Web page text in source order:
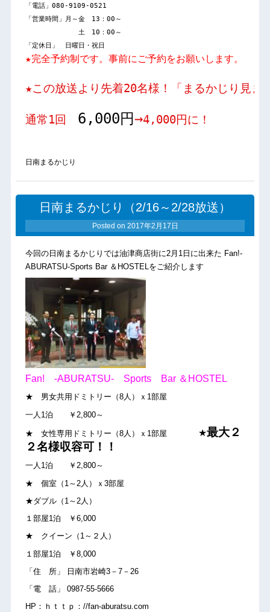
「電話」080-9109-0521
「営業時間」月～金　13：00～
土　10：00～
★この放送より先着20名様！「まるかじり見ま
通常1回 6,000円→4,000円に！
日南まるかじり
日南まるかじり（2/16～2/28放送）
Posted on 2017年2月17日
今回の日南まるかじりでは油津商店街に2月1日に出来た Fan!-
ABURATSU-Sports Bar ＆HOSTELをご紹介します
Fan! -ABURATSU- Sports Bar ＆HOSTEL
★ 男女共用ドミトリー（8人）ｘ1部屋
一人1泊 ￥2,800～
★ 女性専用ドミトリー（8人）ｘ1部屋 ★最大２
２名様収容可！！
一人1泊 ￥2,800～
★ 個室（1～2人）ｘ3部屋
★ダブル（1～2人）
１部屋1泊 ￥6,000
★ クイーン（1～２人）
１部屋1泊 ￥8,000
「住 所」 日南市岩崎3－7－26
「電 話」 0987-55-5666
HP：ｈｔｔｐ：//fan-aburatsu.com